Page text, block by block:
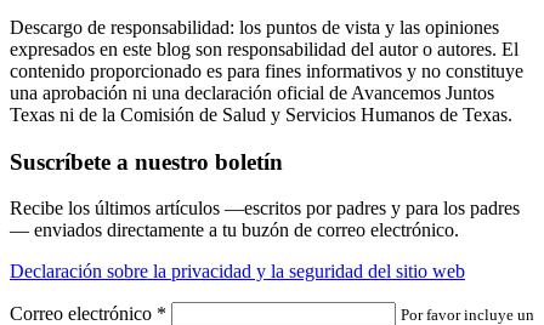
Descargo de responsabilidad: los puntos de vista y las opiniones
expresados en este blog son responsabilidad del autor o autores. El
contenido proporcionado es para fines informativos y no constituye
una aprobación ni una declaración oficial de Avancemos Juntos
Texas ni de la Comisión de Salud y Servicios Humanos de Texas.
Suscríbete a nuestro boletín
Recibe los últimos artículos —escritos por padres y para los padres
— enviados directamente a tu buzón de correo electrónico.
Declaración sobre la privacidad y la seguridad del sitio web
Correo electrónico *
Por favor incluye un